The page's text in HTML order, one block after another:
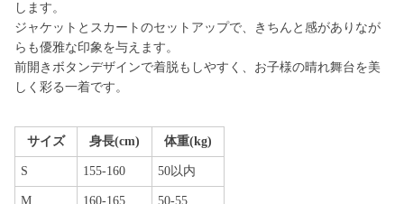
します。
ジャケットとスカートのセットアップで、きちんと感がありなが
らも優雅な印象を与えます。
前開きボタンデザインで着脱もしやすく、お子様の晴れ舞台を美
しく彩る一着です。
サイズ 身長(cm) 体重(kg)
S 155-160 50以内
M 160-165 50-55